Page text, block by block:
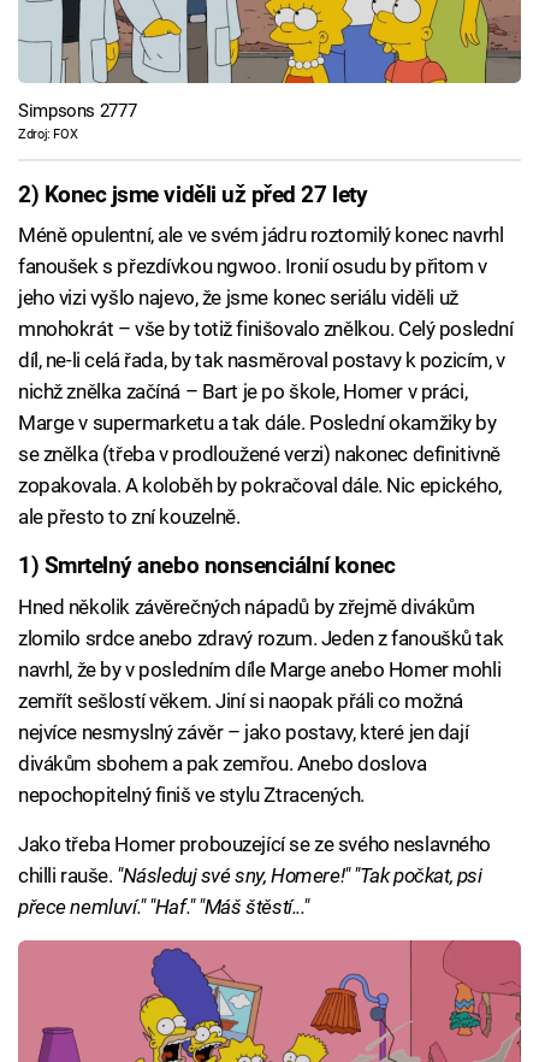
Simpsons 2777
Zdroj: FOX
2) Konec jsme viděli už před 27 lety
Méně opulentní, ale ve svém jádru roztomilý konec navrhl
fanoušek s přezdívkou ngwoo. Ironií osudu by přitom v
jeho vizi vyšlo najevo, že jsme konec seriálu viděli už
mnohokrát – vše by totiž finišovalo znělkou. Celý poslední
díl, ne-li celá řada, by tak nasměroval postavy k pozicím, v
nichž znělka začíná – Bart je po škole, Homer v práci,
Marge v supermarketu a tak dále. Poslední okamžiky by
se znělka (třeba v prodloužené verzi) nakonec definitivně
zopakovala. A koloběh by pokračoval dále. Nic epického,
ale přesto to zní kouzelně.
1) Smrtelný anebo nonsenciální konec
Hned několik závěrečných nápadů by zřejmě divákům
zlomilo srdce anebo zdravý rozum. Jeden z fanoušků tak
navrhl, že by v posledním díle Marge anebo Homer mohli
zemřít sešlostí věkem. Jiní si naopak přáli co možná
nejvíce nesmyslný závěr – jako postavy, které jen dají
divákům sbohem a pak zemřou. Anebo doslova
nepochopitelný finiš ve stylu Ztracených.
Jako třeba Homer probouzející se ze svého neslavného
chilli rauše. "Následuj své sny, Homere!" "Tak počkat, psi
přece nemluví." "Haf." "Máš štěstí..."